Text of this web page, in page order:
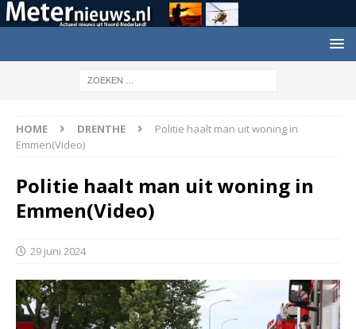
HOME DRENTHE
Politie haalt man uit woning in
Emmen(Video)
Politie haalt man uit woning in
Emmen(Video)
29 juni 2024